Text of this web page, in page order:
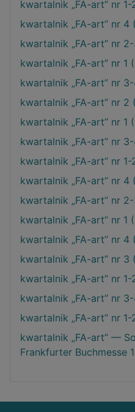
kwartalnik „FA-art” nr
kwartalnik „FA-art” nr 4
kwartalnik „FA-art” nr
kwartalnik „FA-art” nr 1
kwartalnik „FA-art” nr
kwartalnik „FA-art” nr 2
kwartalnik „FA-art” nr 1
kwartalnik „FA-art” nr
kwartalnik „FA-art” nr
kwartalnik „FA-art” nr 4
kwartalnik „FA-art” nr
kwartalnik „FA-art” nr 1
kwartalnik „FA-art” nr 4
kwartalnik „FA-art” nr 3
kwartalnik „FA-art” nr
kwartalnik „FA-art” nr
kwartalnik „FA-art” nr
kwartalnik „FA-art” —
Frankfurter Buchmesse